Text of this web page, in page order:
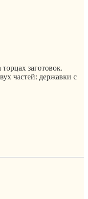
заготовок.
частей: державки с